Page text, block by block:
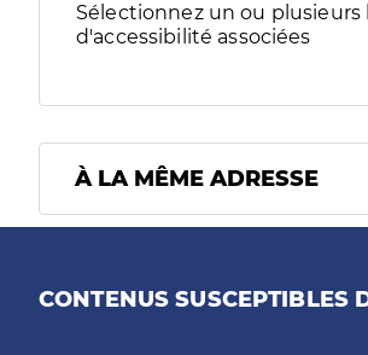
Sélectionnez un ou
d'accessibilité associées
À LA MÊME ADRESSE
CONTENUS SUSCEPTIBLES